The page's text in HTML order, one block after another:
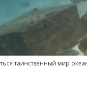
таинственный мир